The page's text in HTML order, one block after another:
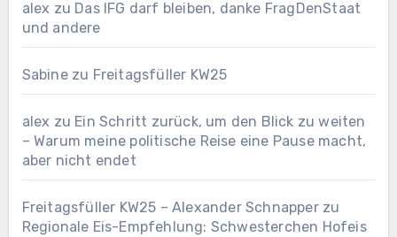
alex zu Das IFG darf bleiben, danke FragDenStaat
und andere
Sabinezu Freitagsfüller KW25
alex zu Ein Schritt zurück, um den Blick zu weiten
– Warum meine politische Reise eine Pause macht,
aber nicht endet
Freitagsfüller KW25 – Alexander Schnapperzu
Regionale Eis-Empfehlung: Schwesterchen Hofeis